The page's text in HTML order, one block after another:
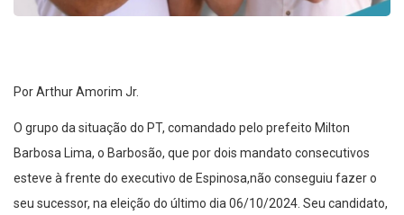
Por Arthur Amorim Jr.
O grupo da situação do PT, comandado pelo prefeito Milton
Barbosa Lima, o Barbosão, que por dois mandato consecutivos
esteve à frente do executivo de Espinosa,não conseguiu fazer o
seu sucessor, na eleição do último dia 06/10/2024. Seu candidato,